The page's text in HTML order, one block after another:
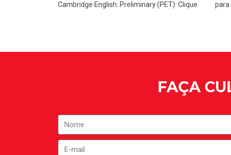
Cambridge English: Preliminary (PET): Clique
para
FAÇA